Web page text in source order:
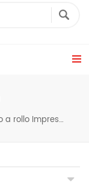
LTA-6080 Rollo a rollo Impresora de transferencia de calor a Argentina